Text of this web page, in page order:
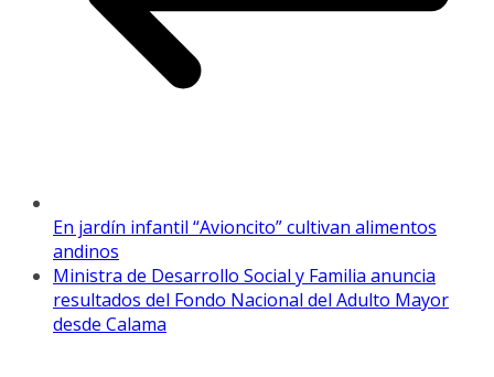
En jardín infantil “Avioncito” cultivan alimentos
andinos
Ministra de Desarrollo Social y Familia anuncia
resultados del Fondo Nacional del Adulto Mayor
desde Calama